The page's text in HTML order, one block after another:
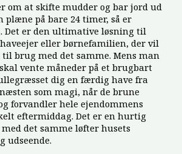
om at skifte mudder og bar jord ud
plæne på bare 24 timer, så er
Det er den ultimative løsning til
eller børnefamilien, der vil
brug med det samme. Mens man
vente måneder på et brugbart
dig en færdig have fra
som magi, når de brune
forvandler hele ejendommens
eftermiddag. Det er en hurtig
det samme løfter husets
udseende.